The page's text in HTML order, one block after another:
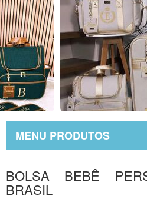
MENU PRODUTOS
BOLSA BEBÊ
BRASIL